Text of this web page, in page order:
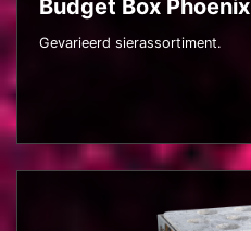
Budget Box Phoenix
Gevarieerd sierassortiment.